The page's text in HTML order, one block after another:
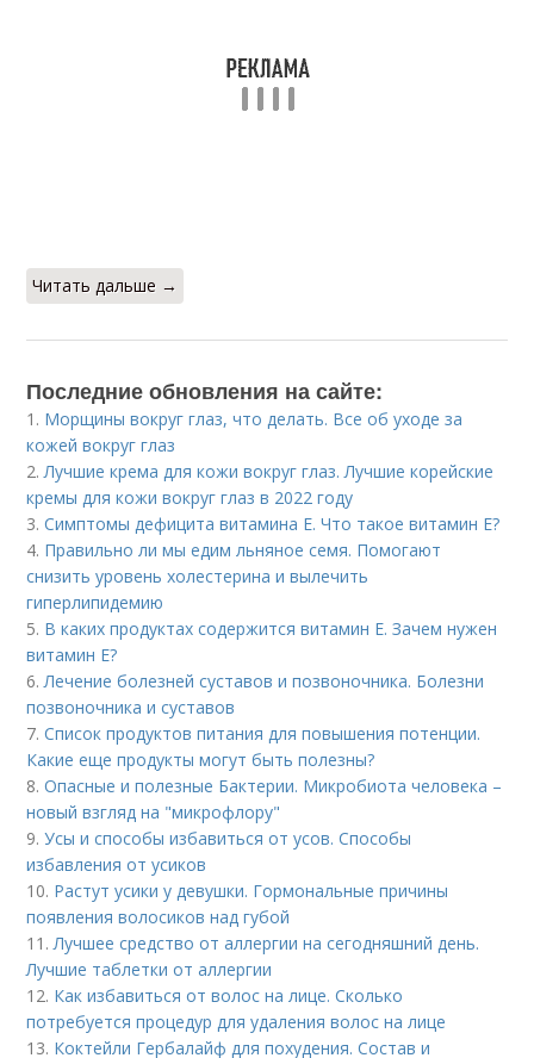
Читать дальше →
Последние обновления на сайте:
1. Морщины вокруг глаз, что делать. Все об уходе за
кожей вокруг глаз
2.Лучшие крема для кожи вокруг глаз. Лучшие корейские
кремы для кожи вокруг глаз в 2022 году
3.Симптомы дефицита витамина E. Что такое витамин Е?
4. Правильно ли мы едим льняное семя. Помогают
снизить уровень холестерина и вылечить
гиперлипидемию
5. В каких продуктах содержится витамин Е. Зачем нужен
витамин Е?
6.Лечение болезней суставов и позвоночника. Болезни
позвоночника и суставов
7.Список продуктов питания для повышения потенции.
Какие еще продукты могут быть полезны?
8.Опасные и полезные Бактерии. Микробиота человека –
новый взгляд на "микрофлору"
9.Усы и способы избавиться от усов. Способы
избавления от усиков
10. Растут усики у девушки. Гормональные причины
появления волосиков над губой
11.Лучшее средство от аллергии на сегодняшний день.
Лучшие таблетки от аллергии
12. Как избавиться от волос на лице. Сколько
потребуется процедур для удаления волос на лице
13. Коктейли Гербалайф для похудения. Состав и